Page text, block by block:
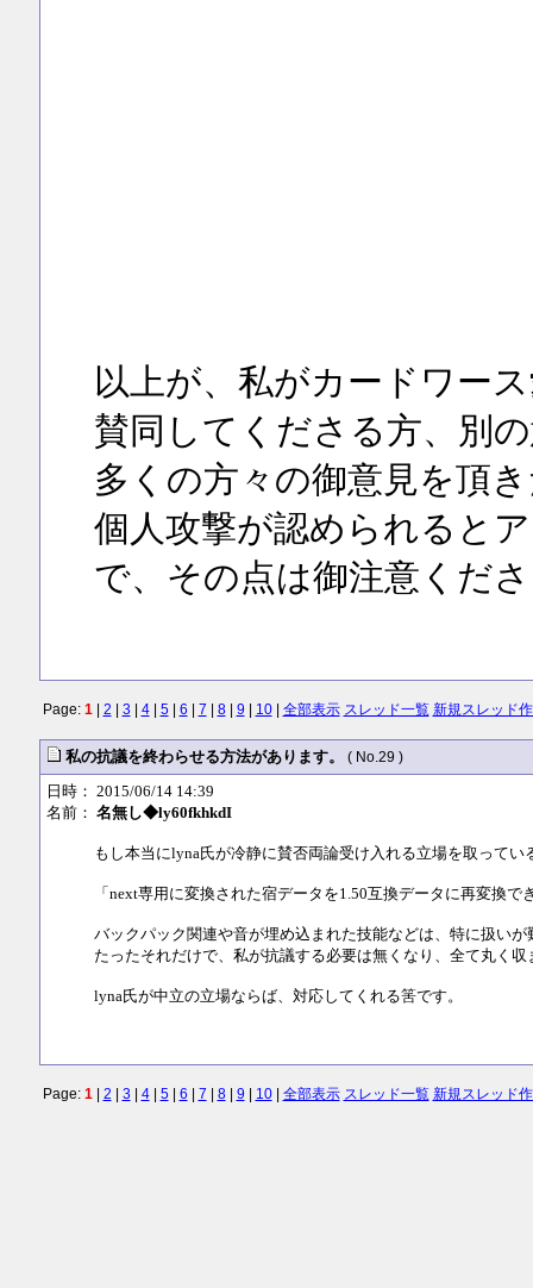
以上が、私がカードワー
賛同してくださる方、別
多くの方々の御意見を頂
個人攻撃が認められると
で、その点は御注意くだ
Page: 1| 2 3 4| 5| 6 7 8| 9 10| 全部表示 スレッド一覧 新規スレッド
私の抗議を終わらせる方法があります。 ( No.29 )
日時： 2015/06/14 14:39
名前： 名無し◆ly60fkhkdI
もし本当にlyna氏が冷静に賛否両論受け入れる立場を取って
「next専用に変換された宿データを1.50互換データに再変換
バックパック関連や音が埋め込まれた技能などは、特に扱い
たったそれだけで、私が抗議する必要は無くなり、全て丸く収
lyna氏が中立の立場ならば、対応してくれる筈です。
Page: 1| 2 3 4| 5| 6 7 8| 9 10| 全部表示 スレッド一覧 新規スレッド